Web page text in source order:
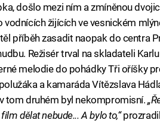
došlo mezi ním a zmíněnou
vodnících žijících ve vesnickém
příběh zasadit naopak do centra
Režisér trval na skladateli
melodie do pohádky Tři oříšky
a kamaráda Vítězslava
tom druhém byl nekompromisní.
dělat nebude... A bylo to,“